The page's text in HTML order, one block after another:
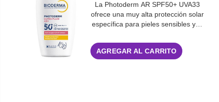
La Photoderm AR SPF50+ UVA33
ofrece una muy alta protección solar
específica para pieles sensibles y…
AGREGAR AL CARRITO